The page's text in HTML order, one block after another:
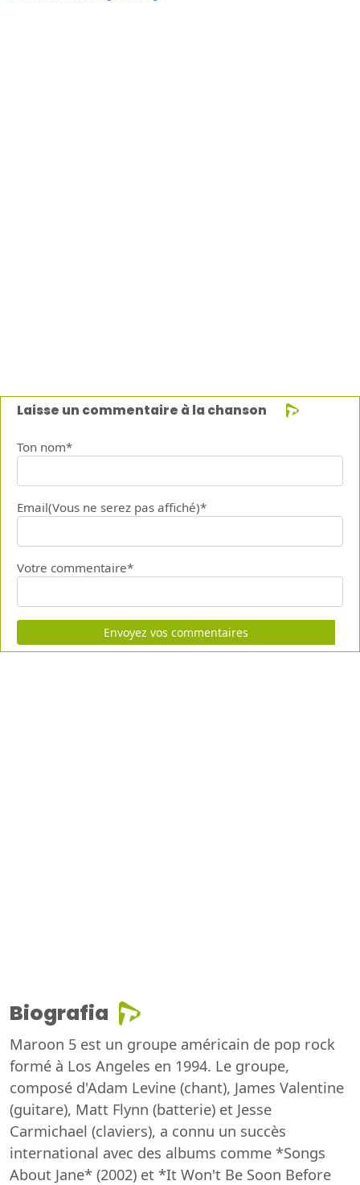
Laisse un commentaire à la chanson
Ton nom*
Email(Vous ne serez pas affiché)*
Votre commentaire*
Envoyez vos commentaires
Biografia
Maroon 5 est un groupe américain de pop rock
formé à Los Angeles en 1994. Le groupe,
composé d'Adam Levine (chant), James Valentine
(guitare), Matt Flynn (batterie) et Jesse
Carmichael (claviers), a connu un succès
international avec des albums comme *Songs
About Jane* (2002) et *It Won't Be Soon Before